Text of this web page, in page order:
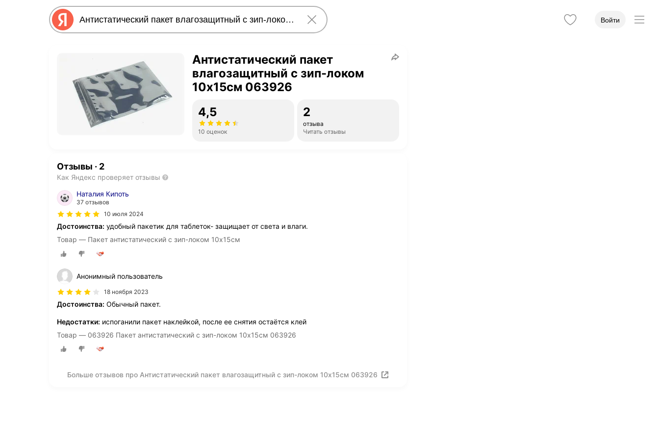
Войти
Антистатический пакет
влагозащитный с зип-локом
10х15см 063926
4,5
10 оценок
2
отзыва
Читать отзывы
Отзывы · 2
Как Яндекс проверяет отзывы
Наталия Кипоть
37 отзывов
10 июля 2024
Достоинства: удобный пакетик для таблеток- защищает от света и влаги.
Товар — Пакет антистатический с зип-локом 10х15см
Анонимный пользователь
18 ноября 2023
Достоинства: Обычный пакет.
Недостатки: испоганили пакет наклейкой, после ее снятия остаётся клей
Товар — 063926 Пакет антистатический с зип-локом 10х15см 063926
Больше отзывов про Антистатический пакет влагозащитный с зип-локом 10х15см 063926